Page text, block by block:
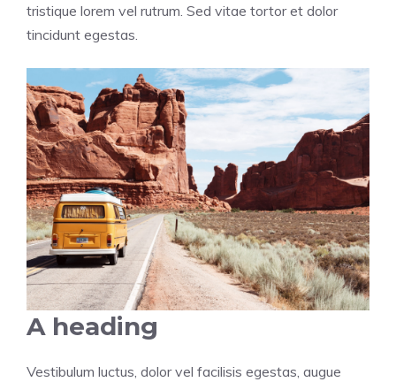
tristique lorem vel rutrum. Sed vitae tortor et dolor
tincidunt egestas.
A heading
Vestibulum luctus, dolor vel facilisis egestas, augue